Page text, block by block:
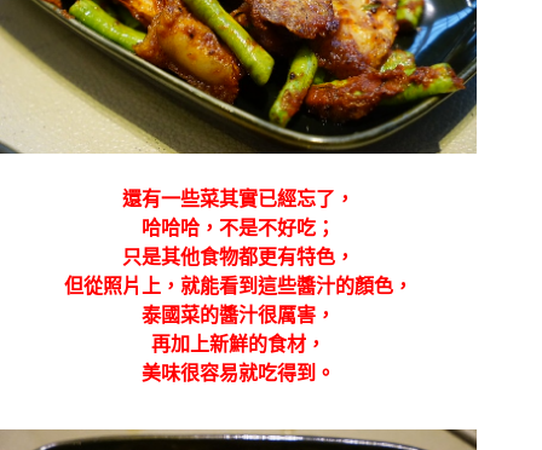
還有一些菜其實已經忘了，
哈哈哈，不是不好吃；
只是其他食物都更有特色，
但從照片上，就能看到這些醬汁的顏色，
泰國菜的醬汁很厲害，
再加上新鮮的食材，
美味很容易就吃得到。